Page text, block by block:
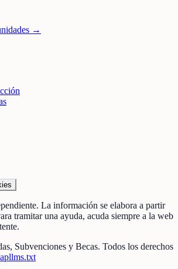
→
La información se elabora a partir
tramitar una ayuda, acuda siempre a la web
Subvenciones y Becas. Todos los derechos
llms.txt